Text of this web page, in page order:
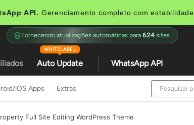
API. Gerenciamento completo com estabilidade.
Auto Update
WHITELABEL
WhatsApp API
Fornecendo atualizações automáticas para 624 sites
iOS Apps Extras
Full Site Editing WordPress Theme